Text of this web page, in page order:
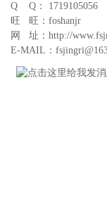
Q Q： 1719105056
旺 旺：foshanjr
网 址：http://
E-MAIL：